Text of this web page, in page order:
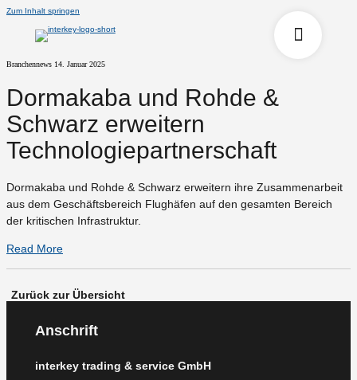
Zum Inhalt springen
Branchennews 14. Januar 2025
Dormakaba und Rohde &
Schwarz erweitern
Technologiepartnerschaft
Dormakaba und Rohde & Schwarz erweitern ihre Zusammenarbeit
aus dem Geschäftsbereich Flughäfen auf den gesamten Bereich
der kritischen Infrastruktur.
Read More
Zurück zur Übersicht
Anschrift
interkey trading & service GmbH